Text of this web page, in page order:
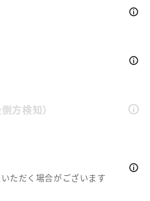
方検知）
ただく場合がございます